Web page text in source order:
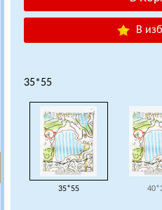
В
35*55
35*55